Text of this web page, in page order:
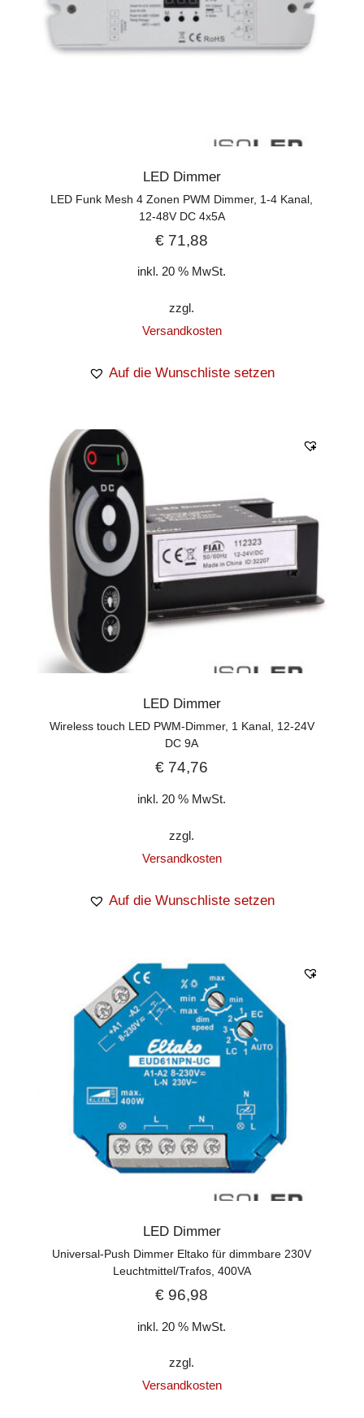
LED Dimmer
LED Funk Mesh 4 Zonen PWM Dimmer, 1-4 Kanal,
12-48V DC 4x5A
€ 71,88
inkl. 20 % MwSt.
zzgl.
Versandkosten
Auf die Wunschliste setzen
LED Dimmer
Wireless touch LED PWM-Dimmer, 1 Kanal, 12-24V
DC 9A
€ 74,76
inkl. 20 % MwSt.
zzgl.
Versandkosten
Auf die Wunschliste setzen
LED Dimmer
Universal-Push Dimmer Eltako für dimmbare 230V
Leuchtmittel/Trafos, 400VA
€ 96,98
inkl. 20 % MwSt.
zzgl.
Versandkosten